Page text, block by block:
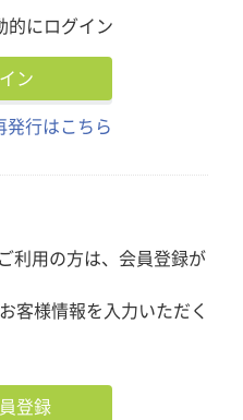
的にログイン
発行はこちら
利用の方は、会員登録が
客様情報を入力いただく
登録